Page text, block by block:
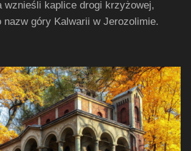
wznieśli kaplice drogi krzyżowej,
nazw góry Kalwarii w Jerozolimie.